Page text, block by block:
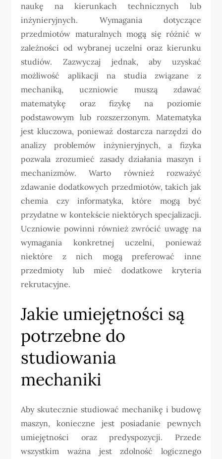
naukę na kierunkach technicznych lub
inżynieryjnych. Wymagania dotyczące
przedmiotów maturalnych mogą się różnić w
zależności od wybranej uczelni oraz kierunku
studiów. Zazwyczaj jednak, aby uzyskać
możliwość aplikacji na studia związane z
mechaniką, uczniowie muszą zdawać
matematykę oraz fizykę na poziomie
podstawowym lub rozszerzonym. Matematyka
jest kluczowa, ponieważ dostarcza narzędzi do
analizy problemów inżynieryjnych, a fizyka
pozwala zrozumieć zasady działania maszyn i
mechanizmów. Warto również rozważyć
zdawanie dodatkowych przedmiotów, takich jak
chemia czy informatyka, które mogą być
przydatne w kontekście niektórych specjalizacji.
Uczniowie powinni również zwrócić uwagę na
wymagania konkretnej uczelni, ponieważ
niektóre z nich mogą preferować inne
przedmioty lub mieć dodatkowe kryteria
rekrutacyjne.
Jakie umiejętności są
potrzebne do
studiowania
mechaniki
Aby skutecznie studiować mechanikę i budowę
maszyn, konieczne jest posiadanie pewnych
umiejętności oraz predyspozycji. Przede
wszystkim ważna jest zdolność logicznego